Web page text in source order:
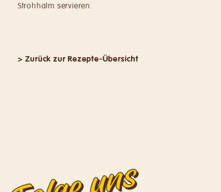
Strohhalm servieren.
> Zurück zur Rezepte-Übersicht